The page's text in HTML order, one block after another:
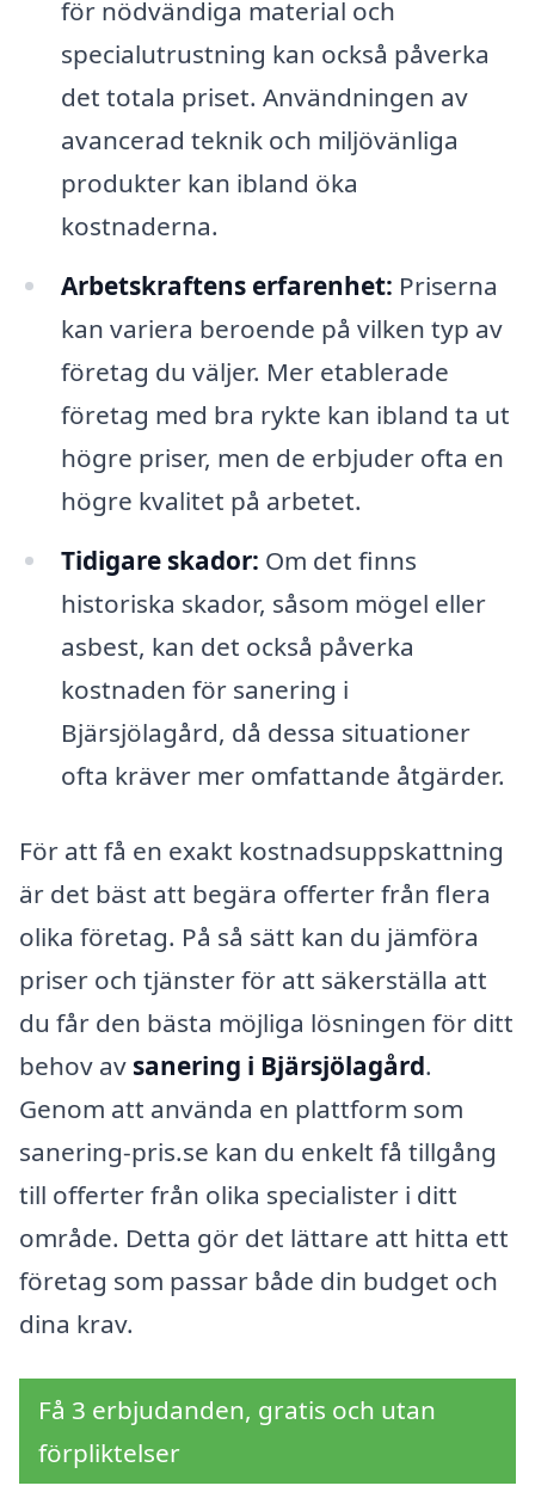
för nödvändiga material och
specialutrustning kan också påverka
det totala priset. Användningen av
avancerad teknik och miljövänliga
produkter kan ibland öka
kostnaderna.
Arbetskraftens erfarenhet: Priserna
kan variera beroende på vilken typ av
företag du väljer. Mer etablerade
företag med bra rykte kan ibland ta ut
högre priser, men de erbjuder ofta en
högre kvalitet på arbetet.
Tidigare skador: Om det finns
historiska skador, såsom mögel eller
asbest, kan det också påverka
kostnaden för sanering i
Bjärsjölagård, då dessa situationer
ofta kräver mer omfattande åtgärder.
För att få en exakt kostnadsuppskattning
är det bäst att begära offerter från flera
olika företag. På så sätt kan du jämföra
priser och tjänster för att säkerställa att
du får den bästa möjliga lösningen för ditt
behov av sanering i Bjärsjölagård.
Genom att använda en plattform som
sanering-pris.se kan du enkelt få tillgång
till offerter från olika specialister i ditt
område. Detta gör det lättare att hitta ett
företag som passar både din budget och
dina krav.
Få 3 erbjudanden, gratis och utan
förpliktelser